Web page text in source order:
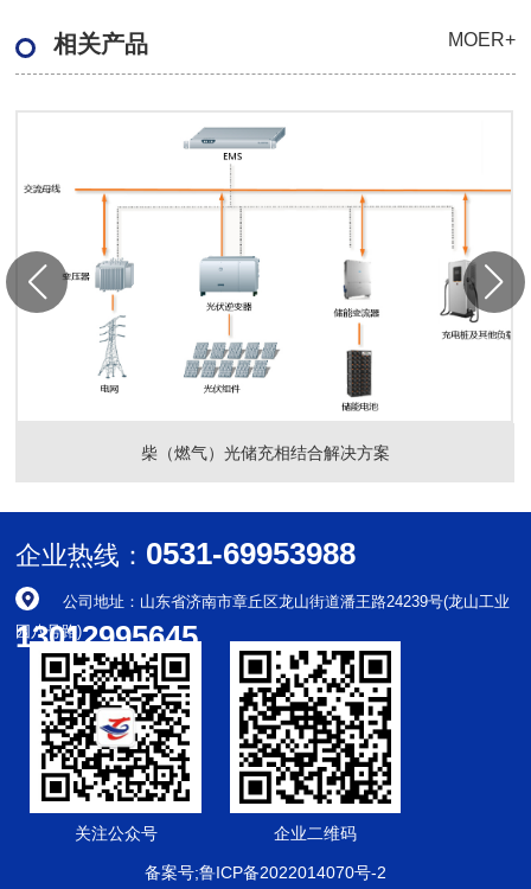
相关产品 MOER+
柴（燃气）光储充相结合解决方案
企业热线： 0531-69953988
13012995645
公司地址：山东省济南市章丘区龙山街道潘王路24239号(龙山工业
园八号路)
关注公众号 企业二维码
备案号;鲁ICP备2022014070号-2